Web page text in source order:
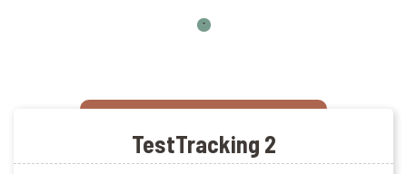
TestTracking 2